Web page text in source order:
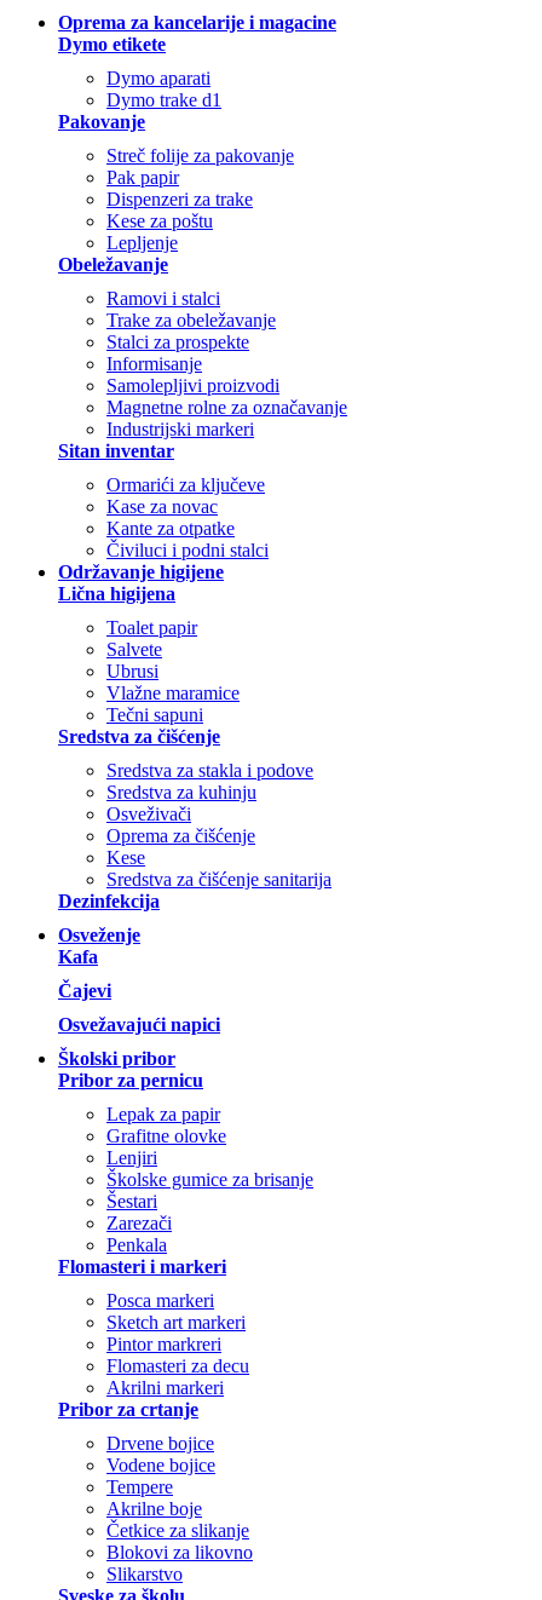
Oprema za kancelarije i magacine
Dymo etikete
Dymo aparati
Dymo trake d1
Pakovanje
Streč folije za pakovanje
Pak papir
Dispenzeri za trake
Kese za poštu
Lepljenje
Obeležavanje
Ramovi i stalci
Trake za obeležavanje
Stalci za prospekte
Informisanje
Samolepljivi proizvodi
Magnetne rolne za označavanje
Industrijski markeri
Sitan inventar
Ormarići za ključeve
Kase za novac
Kante za otpatke
Čiviluci i podni stalci
Održavanje higijene
Lična higijena
Toalet papir
Salvete
Ubrusi
Vlažne maramice
Tečni sapuni
Sredstva za čišćenje
Sredstva za stakla i podove
Sredstva za kuhinju
Osveživači
Oprema za čišćenje
Kese
Sredstva za čišćenje sanitarija
Dezinfekcija
Osveženje
Kafa
Čajevi
Osvežavajući napici
Školski pribor
Pribor za pernicu
Lepak za papir
Grafitne olovke
Lenjiri
Školske gumice za brisanje
Šestari
Zarezači
Penkala
Flomasteri i markeri
Posca markeri
Sketch art markeri
Pintor markreri
Flomasteri za decu
Akrilni markeri
Pribor za crtanje
Drvene bojice
Vodene bojice
Tempere
Akrilne boje
Četkice za slikanje
Blokovi za likovno
Slikarstvo
Sveske za školu